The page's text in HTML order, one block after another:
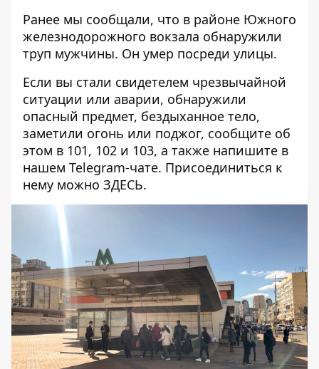
Ранее мы сообщали, что в районе Южного
железнодорожного вокзала обнаружили
труп мужчины. Он умер посреди улицы.
Если вы стали свидетелем чрезвычайной
ситуации или аварии, обнаружили
опасный предмет, бездыханное тело,
заметили огонь или поджог, сообщите об
этом в 101, 102 и 103, а также напишите в
нашем Telegram-чате. Присоединиться к
нему можно ЗДЕСЬ.